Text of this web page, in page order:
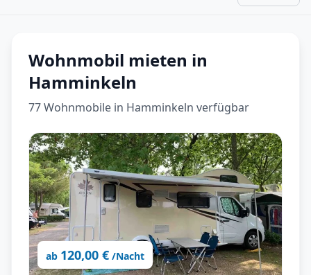
Wohnmobil mieten in
Hamminkeln
77 Wohnmobile in Hamminkeln verfügbar
ab 120,00 € /Nacht